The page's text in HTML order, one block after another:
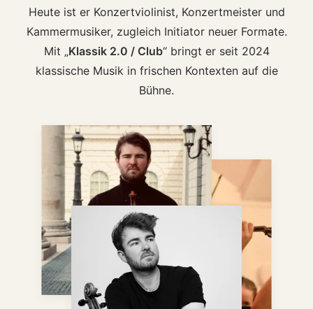
Heute ist er Konzertviolinist, Konzertmeister und
Kammermusiker, zugleich Initiator neuer Formate.
Mit „Klassik 2.0 / Club“ bringt er seit 2024
klassische Musik in frischen Kontexten auf die
Bühne.